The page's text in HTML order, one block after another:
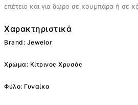
επέτειο και για δώρο σε κουμπάρα ή σε
Χαρακτηριστικά
Brand: Jewelor
Χρώμα: Κίτρινος Χρυσός
Φύλο: Γυναίκα